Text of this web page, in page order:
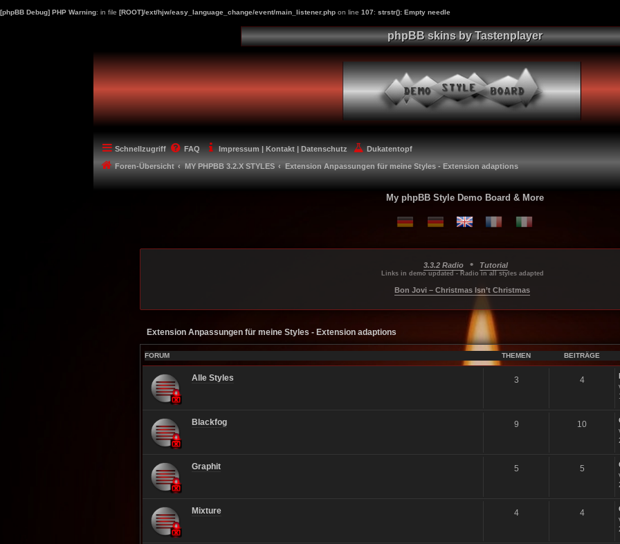
[phpBB Debug] PHP Warning: in file [ROOT]/ext/hjw/easy_language_change/event/main_listener.php on line 107: strstr(): Empty needle
phpBB skins by Tastenplayer
Schnellzugriff FAQ Impressum | Kontakt | Datenschutz Dukatentopf
Foren-Übersicht MY PHPBB 3.2.X STYLES Extension Anpassungen für meine Styles - Extension adaptions
My phpBB Style Demo Board & More
3.3.2 Radio... •... Tutorial
Links in demo updated - Radio in all styles adapted
Bon Jovi – Christmas Isn’t Christmas
Extension Anpassungen für meine Styles - Extension adaptions
FORUM THEMEN BEITRÄGE
Alle Styles 3 4
Blackfog 9 10
Graphit 5 5
Mixture 4 4